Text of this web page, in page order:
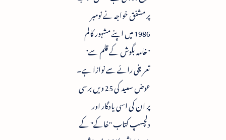
پر مشفق خواجہ نے نومبر
1986 میں اپنے مشہور کالم
"خامہ بگوش کے قلم سے"
تعریفی رائے سے نوازا ہے۔
عوض سعید کی 25 ویں برسی
پر ان کی اسی یادگار اور
دلچسپ کتاب "خاکے" کے